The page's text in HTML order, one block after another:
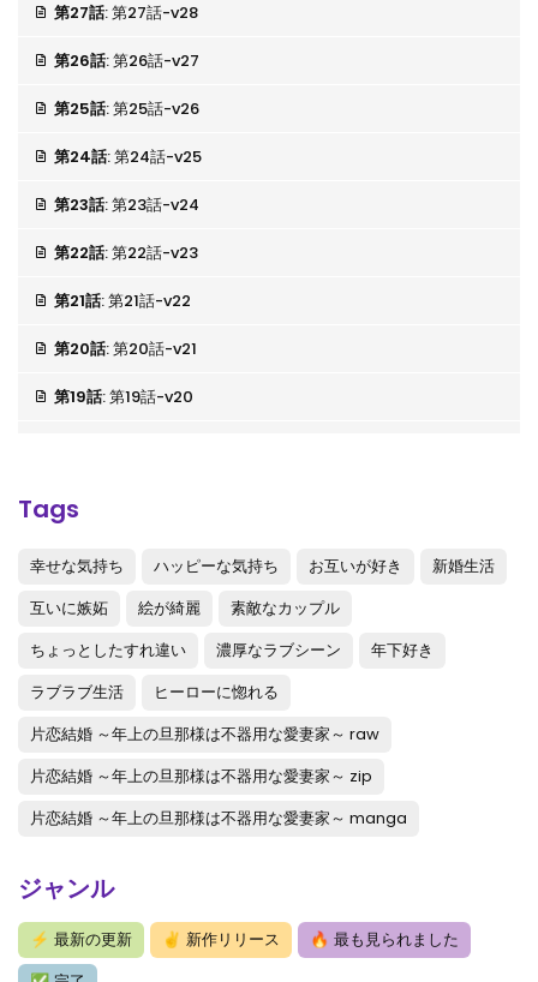
第27話: 第27話-v28
第26話: 第26話-v27
第25話: 第25話-v26
第24話: 第24話-v25
第23話: 第23話-v24
第22話: 第22話-v23
第21話: 第21話-v22
第20話: 第20話-v21
第19話: 第19話-v20
: 第14話-v15
第13話: 第13話-v14
第12話: 片恋結婚 ～年上の旦那様は不器用な愛妻家～ (Raw – Free) 【第12話】
第11話 : 片恋結婚 ～年上の旦那様は不器用な愛妻家～ (Raw – Free) 【第11話】
第10話 : 片恋結婚 ～年上の旦那様は不器用な愛妻家～ (Raw – Free) 【第10話】
第9話: 片恋結婚 ～年上の旦那様は不器用な愛妻家～ (Raw – Free) 【第9話】
第8話: 片恋結婚 ～年上の旦那様は不器用な愛妻家～ (Raw – Free) 【第8話】
第7話 : 片恋結婚 ～年上の旦那様は不器用な愛妻家～ (Raw – Free) 【第7話】
Tags
幸せな気持ち ハッピーな気持ち お互いが好き
新婚生活
互いに嫉妬
絵が綺麗
素敵なカップル
ちょっとしたすれ違い
濃厚なラブシーン
年下好き
ラブラブ生活
ヒーローに惚れる
片恋結婚 ～年上の旦那様は不器用な愛妻家～ raw
片恋結婚 ～年上の旦那様は不器用な愛妻家～ zip
片恋結婚 ～年上の旦那様は不器用な愛妻家～ manga
ジャンル
⚡ 最新の更新 ✌ 新作リリース 🔥 最も見られました